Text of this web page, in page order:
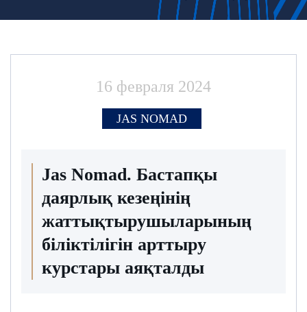
JAS NOMAD
16 февраля 2024
Jas Nomad. Бастапқы
даярлық кезеңінің
жаттықтырушыларының
біліктілігін арттыру
курстары аяқталды